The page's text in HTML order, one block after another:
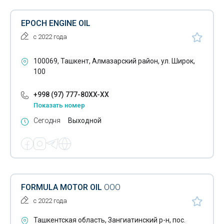
EPOCH ENGINE OIL
с 2022 года
100069, Ташкент, Алмазарский район, ул. Широк,
100
+998 (97) 777-80XX-XX
Показать номер
Сегодня Выходной
FORMULA MOTOR OIL ООО
с 2022 года
Ташкентская область, Зангиатинский р-н, пос.